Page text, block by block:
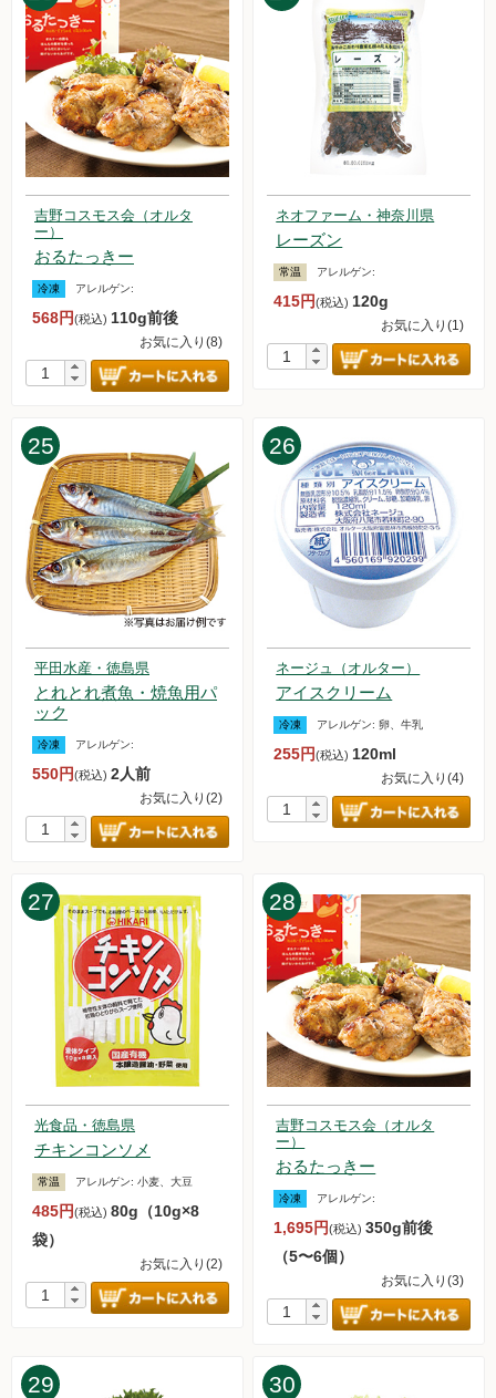
2023.4.29【毎週土曜日更新！】アイテムを更新しました。
2023.4.27【重要】オススメの惣菜セット値上げのお知らせ
2023.4.22【毎週土曜日更新！】アイテムを更新しました。
2023.4.15【毎週土曜日更新！】アイテムを更新しました。
2023.4.14【重要】送料改定のお知らせ
2023.4.8【毎週土曜日更新！】アイテムを更新しました。
2023.4.1【毎週土曜日更新！】アイテムを更新しました。
2023.3.25【毎週土曜日更新！】アイテムを更新しました。
2023.3.18【毎週土曜日更新！】アイテムを更新しました。
2023.3.11【毎週土曜日更新！】アイテムを更新しました。
2023.3.4【毎週土曜日更新！】アイテムを更新しました。
2023.2.25【毎週土曜日更新！】アイテムを更新しました。
2023.2.18【毎週土曜日更新！】アイテムを更新しました。
2023.2.11【毎週土曜日更新！】アイテムを更新しました。
2023.2.4【毎週土曜日更新！】アイテムを更新しました。
2023.1.28【毎週土曜日更新！】アイテムを更新しました。
2023.1.14【毎週土曜日更新！】アイテムを更新しました。
2023.1.8【お試しセット】販売を再開しました。
2023.1.7【毎週土曜日更新！】アイテムを更新しました。
吉野コスモス会（オルタ
ー）
おるたっきー
冷凍 アレルゲン:
568円(税込) 110g前後
お気に入り(8)
ネオファーム・神奈川県
レーズン
常温 アレルゲン:
415円(税込) 120g
お気に入り(1)
25
平田水産・徳島県
とれとれ煮魚・焼魚用パ
ック
冷凍 アレルゲン:
550円(税込) 2人前
お気に入り(2)
26
ネージュ（オルター）
アイスクリーム
冷凍 アレルゲン:卵、牛乳
255円(税込) 120ml
お気に入り(4)
27
光食品・徳島県
チキンコンソメ
常温 アレルゲン: 小麦、大豆
485円(税込) 80g（10g×8
袋）
お気に入り(2)
28
吉野コスモス会（オルタ
ー）
おるたっきー
冷凍 アレルゲン:
1,695円(税込)350g前後
（5〜6個）
お気に入り(3)
29 30